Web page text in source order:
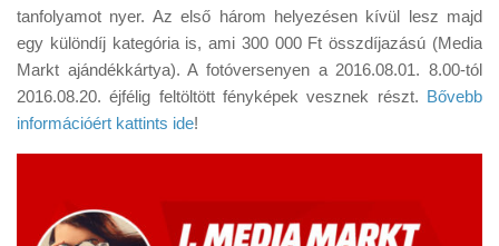
tanfolyamot nyer. Az első három helyezésen kívül lesz majd
egy különdíj kategória is, ami 300 000 Ft összdíjazású (Media
Markt ajándékkártya). A fotóversenyen a 2016.08.01. 8.00-tól
2016.08.20. éjfélig feltöltött fényképek vesznek részt. Bővebb
információért kattints ide!